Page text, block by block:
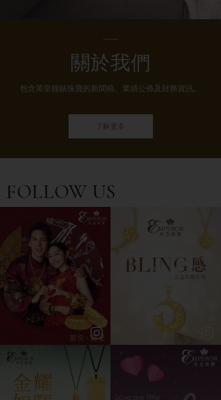
關於我們
包含英皇鐘錶珠寶的新聞稿、業績公佈及財務資訊。
了解更多
FOLLOW US